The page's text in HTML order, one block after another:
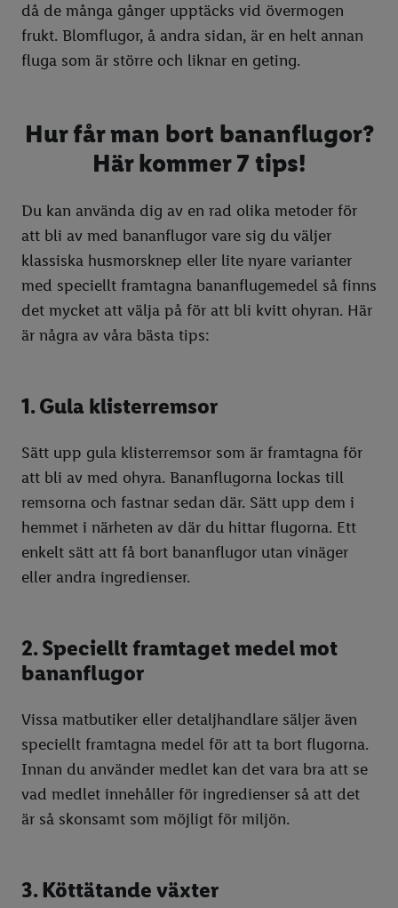
Rensa stopp i toaletten
Putsa silver
Midsommardukning
Midsommarlekar
Halloween
Halloween-mat
Så skär du en Halloweenpumpa
9 tips på enkla Halloweenutklädnader
Kladdkakans dag
Ostkakans dag
Julbak
Julgodis
Julsallader
Julfrukost
Lucia
Julmat för djur
då de många gånger upptäcks vid övermogen
frukt. Blomflugor, å andra sidan, är en helt annan
fluga som är större och liknar en geting.
Hur får man bort bananflugor?
Här kommer 7 tips!
Du kan använda dig av en rad olika metoder för
att bli av med bananflugor vare sig du väljer
klassiska husmorsknep eller lite nyare varianter
med speciellt framtagna bananflugemedel så finns
det mycket att välja på för att bli kvitt ohyran. Här
är några av våra bästa tips:
1. Gula klisterremsor
Sätt upp gula klisterremsor som är framtagna för
att bli av med ohyra. Bananflugorna lockas till
remsorna och fastnar sedan där. Sätt upp dem i
hemmet i närheten av där du hittar flugorna. Ett
enkelt sätt att få bort bananflugor utan vinäger
eller andra ingredienser.
2. Speciellt framtaget medel mot
bananflugor
Vissa matbutiker eller detaljhandlare säljer även
speciellt framtagna medel för att ta bort flugorna.
Innan du använder medlet kan det vara bra att se
vad medlet innehåller för ingredienser så att det
är så skonsamt som möjligt för miljön.
3. Köttätande växter